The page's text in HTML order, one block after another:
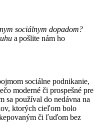
sociálnym dopadom?
a pošlite nám ho
sociálne podnikanie,
moderné či prospešné pre
používal do nedávna na
ktorých cieľom bolo
či ľuďom bez